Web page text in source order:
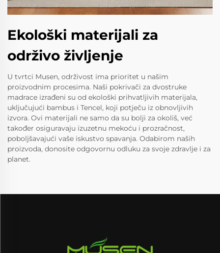
Ekološki materijali za
održivo življenje
U tvrtci Musen, održivost imа prioritet u našim
proizvodnim procesima. Naši pokrivači za dvostruke
madrace izrađeni su od ekološki prihvatljivih materijala,
uključujući bambus i Tencel, koji potječu iz obnovljivih
izvora. Ovi materijali ne samo da su bolji za okoliš, već
također osiguravaju izuzetnu mekoću i prozračnost,
poboljšavajući vaše iskustvo spavanja. Odabirom naših
proizvoda, donosite odgovornu odluku za svoje zdravlje i za
planet.